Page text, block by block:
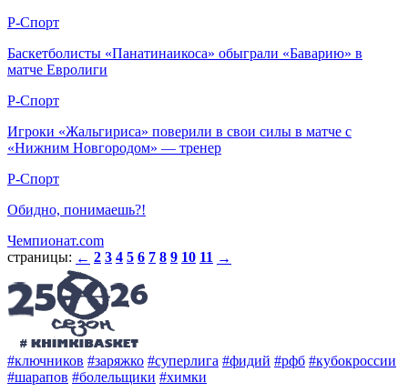
Р-Спорт
Баскетболисты «Панатинаикоса» обыграли «Баварию» в
матче Евролиги
Р-Спорт
Игроки «Жальгириса» поверили в свои силы в матче с
«Нижним Новгородом» — тренер
Р-Спорт
Обидно, понимаешь?!
Чемпионат.com
страницы: ← 2 3 4 5 6 7 8 9 10 11 →
#ключников #заряжко #суперлига #фидий #рфб #кубокроссии
#шарапов #болельщики #химки